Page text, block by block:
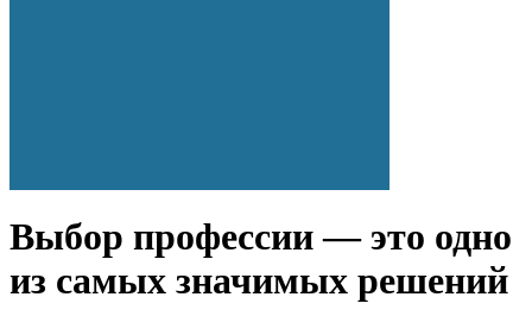
Выбор профессии — это одно
из самых значимых решений